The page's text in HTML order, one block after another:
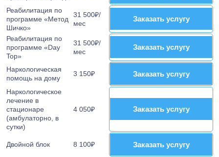
Реабилитация по
программе «Метод
Шичко»
31 500₽/
мес
Заказать услугу
Заказать услугу
Реабилитация по
программе «Day
Top»
31 500₽/
мес
Заказать услугу
Заказать услугу
Наркологическая
помощь на дому
3 150₽ Заказать услугу
Заказать услугу
Наркологическое
лечение в
стационаре
(амбулаторно, в
сутки)
4 050₽ Заказать услугу
Заказать услугу
Двойной блок 8 100₽ Заказать услугу
Заказать услугу